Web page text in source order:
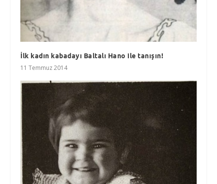
İlk kadın kabadayı Baltalı Hano ile tanışın!
11 Temmuz 2014